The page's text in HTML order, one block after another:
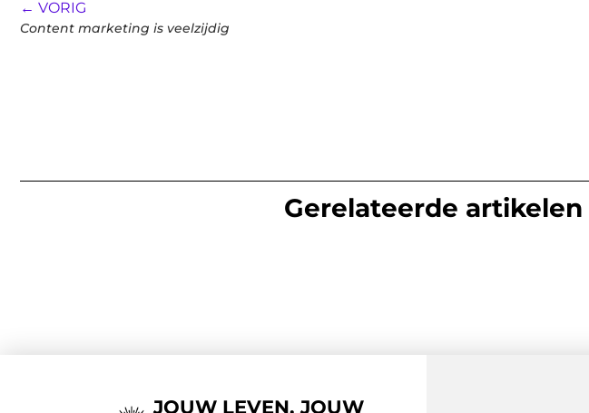
← VORIG
Content marketing is veelzijdig
Gerelateerde artikelen
JOUW LEVEN, JOUW